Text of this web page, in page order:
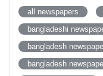
all newspapers
bangladeshi
bangladesh
bangladesh